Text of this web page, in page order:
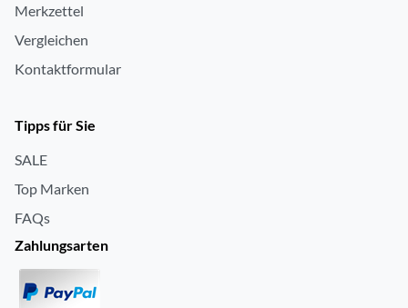
Merkzettel
Vergleichen
Kontaktformular
Tipps für Sie
SALE
Top Marken
FAQs
Zahlungsarten